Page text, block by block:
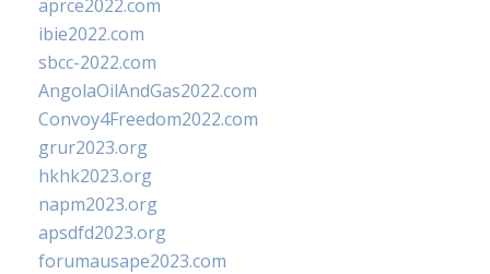
aprce2022.com
ibie2022.com
sbcc-2022.com
AngolaOilAndGas2022.com
Convoy4Freedom2022.com
grur2023.org
hkhk2023.org
napm2023.org
apsdfd2023.org
forumausape2023.com